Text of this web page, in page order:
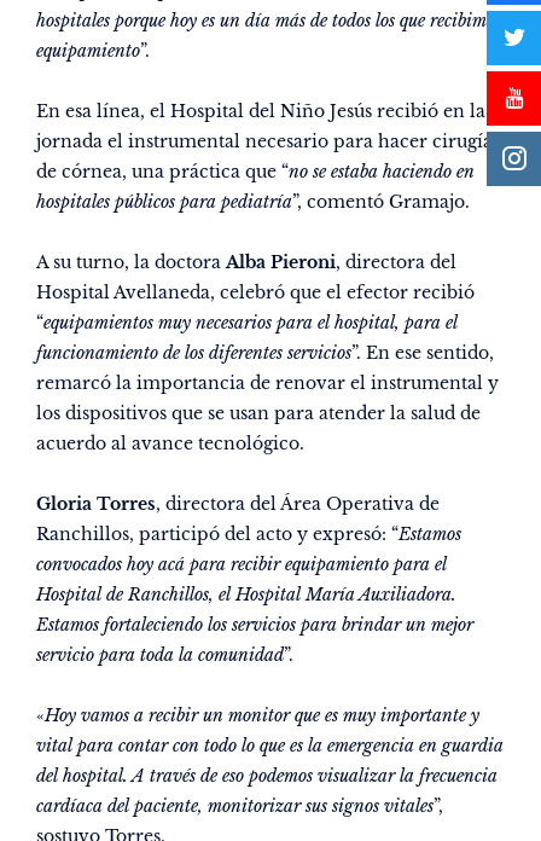
hospitales porque hoy es un día más de todos los que recibimos
equipamiento”.
En esa línea, el Hospital del Niño Jesús recibió en la
jornada el instrumental necesario para hacer cirugía
de córnea, una práctica que “no se estaba haciendo en
hospitales públicos para pediatría”, comentó Gramajo.
A su turno, la doctoraAlba Pieroni, directora del
Hospital Avellaneda, celebró que el efector recibió
“equipamientos muy necesarios para el hospital, para el
funcionamiento de los diferentes servicios”. En ese sentido,
remarcó la importancia de renovar el instrumental y
los dispositivos que se usan para atender la salud de
acuerdo al avance tecnológico.
Gloria Torres, directora del Área Operativa de
Ranchillos, participó del acto y expresó: “Estamos
convocados hoy acá para recibir equipamiento para el
Hospital de Ranchillos, el Hospital María Auxiliadora.
Estamos fortaleciendo los servicios para brindar un mejor
servicio para toda la comunidad”.
«Hoy vamos a recibir un monitor que es muy importante y
vital para contar con todo lo que es la emergencia en guardia
del hospital. A través de eso podemos visualizar la frecuencia
cardíaca del paciente, monitorizar sus signos vitales”,
sostuvo Torres.